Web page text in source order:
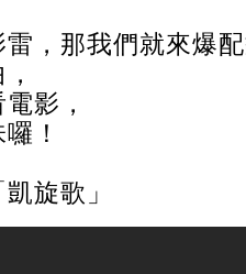
雷，那我們就來爆
影，
！
旋歌」